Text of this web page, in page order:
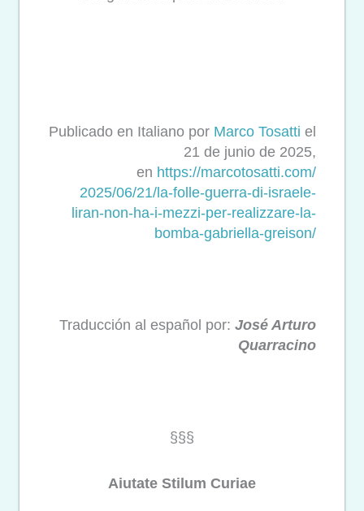
Publicado en Italiano por Marco Tosatti el
21 de junio de 2025,
en https://marcotosatti.com/
2025/06/21/la-folle-guerra-di-israele-
liran-non-ha-i-mezzi-per-realizzare-la-
bomba-gabriella-greison/
Traducción al español por: José Arturo
Quarracino
§§§
Aiutate Stilum Curiae